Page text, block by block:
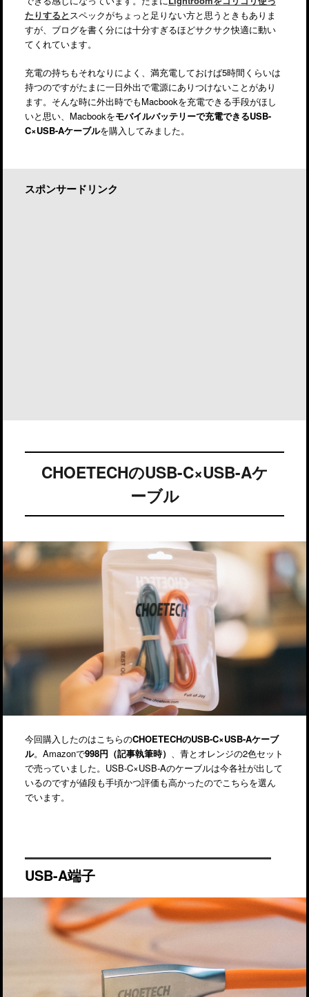
たりするとスペックがちょっと足りない方と思うときもありま
すが、ブログを書く分には十分すぎるほどサクサク快適に動い
てくれています。
充電の持ちもそれなりによく、満充電しておけば5時間くらいは
持つのですがたまに一日外出で電源にありつけないことがあり
ます。そんな時に外出時でもMacbookを充電できる手段がほし
いと思い、Macbookをモバイルバッテリーで充電できるUSB-
C×USB-Aケーブルを購入してみました。
スポンサードリンク
CHOETECHのUSB-C×USB-Aケ
ーブル
今回購入したのはこちらのCHOETECHのUSB-C×USB-Aケーブ
ル。Amazonで998円（記事執筆時）
、青とオレンジの2色セット
で売っていました。USB-C×USB-Aのケーブルは今各社が出して
いるのですが値段も手頃かつ評価も高かったのでこちらを選ん
でいます。
USB-A端子